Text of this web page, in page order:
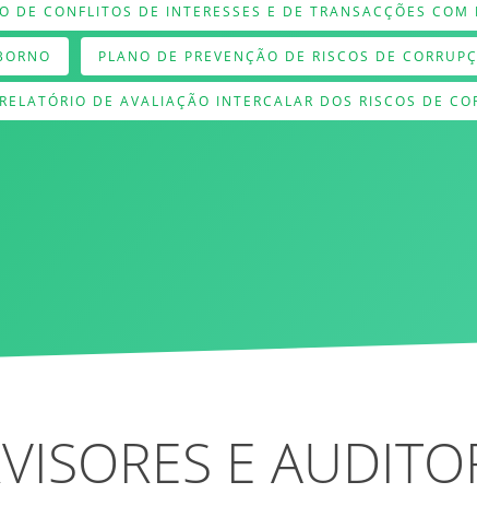
DE CONFLITOS DE INTERESSES E DE TRANSACÇÕES COM
PLANO DE PREVENÇÃO DE RISCOS DE
RELATÓRIO DE AVALIAÇÃO INTERCALAR DOS RISCOS DE
E